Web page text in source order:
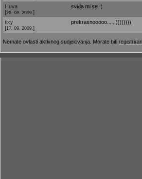
Huva
[26. 08. 2009. ]
sviđa mi se :)
tixy
[17. 09. 2009. ]
prekrasnooooo......))))))))
Nemate ovlasti aktivnog sudjelovanja. Morate biti